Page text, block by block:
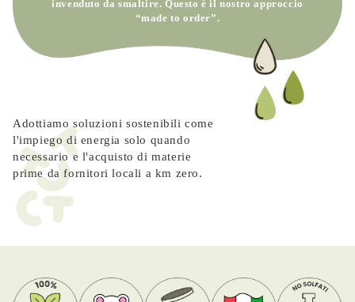
solo ed esclusivamente per te, senza
invenduto da smaltire. Questo è il nostro
approccio “made to order”.
Adottiamo soluzioni sostenibili
come l'impiego di energia solo
quando necessario e l'acquisto
di materie prime da fornitori
locali a km zero.